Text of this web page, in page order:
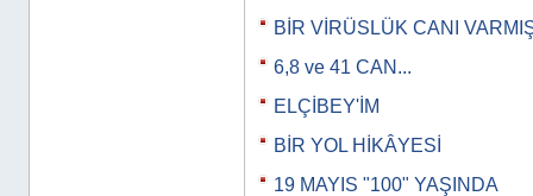
BİR VİRÜSLÜK CANI
6,8 ve 41 CAN...
ELÇİBEY'İM
BİR YOL HİKÂYESİ
19 MAYIS "100" YAŞINDA